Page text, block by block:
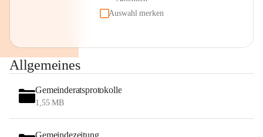
Auswahl merken
Allgemeines
Gemeinderatsprotokolle
1,55 MB
Gemeindezeitung